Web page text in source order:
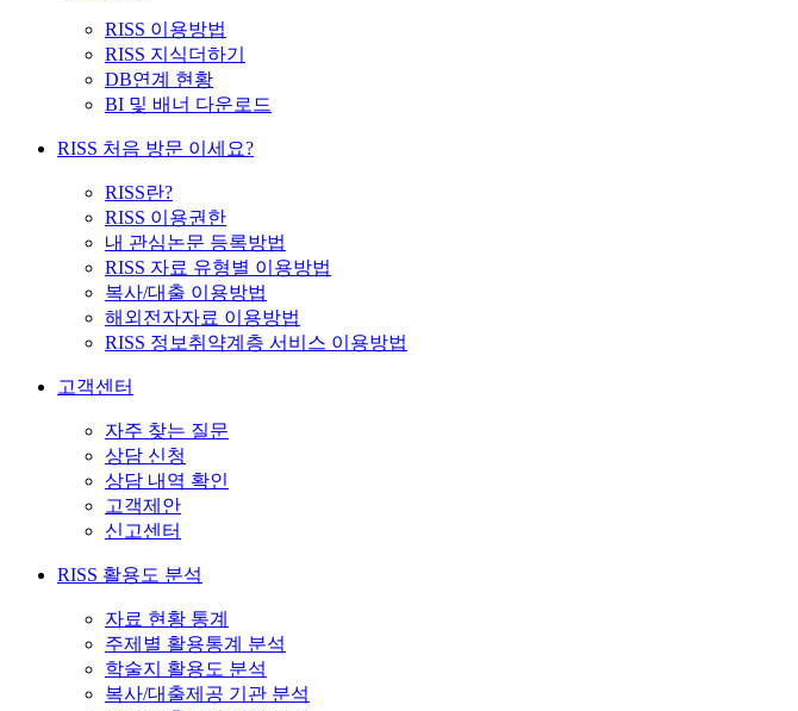
RISS 이용방법
RISS 지식더하기
DB연계 현황
BI 및 배너 다운로드
RISS 처음 방문 이세요?
RISS란?
RISS 이용권한
내 관심논문 등록방법
RISS 자료 유형별 이용방법
복사/대출 이용방법
해외전자자료 이용방법
RISS 정보취약계층 서비스 이용방법
고객센터
자주 찾는 질문
상담 신청
상담 내역 확인
고객제안
신고센터
RISS 활용도 분석
자료 현황 통계
주제별 활용통계 분석
학술지 활용도 분석
복사/대출제공 기관 분석